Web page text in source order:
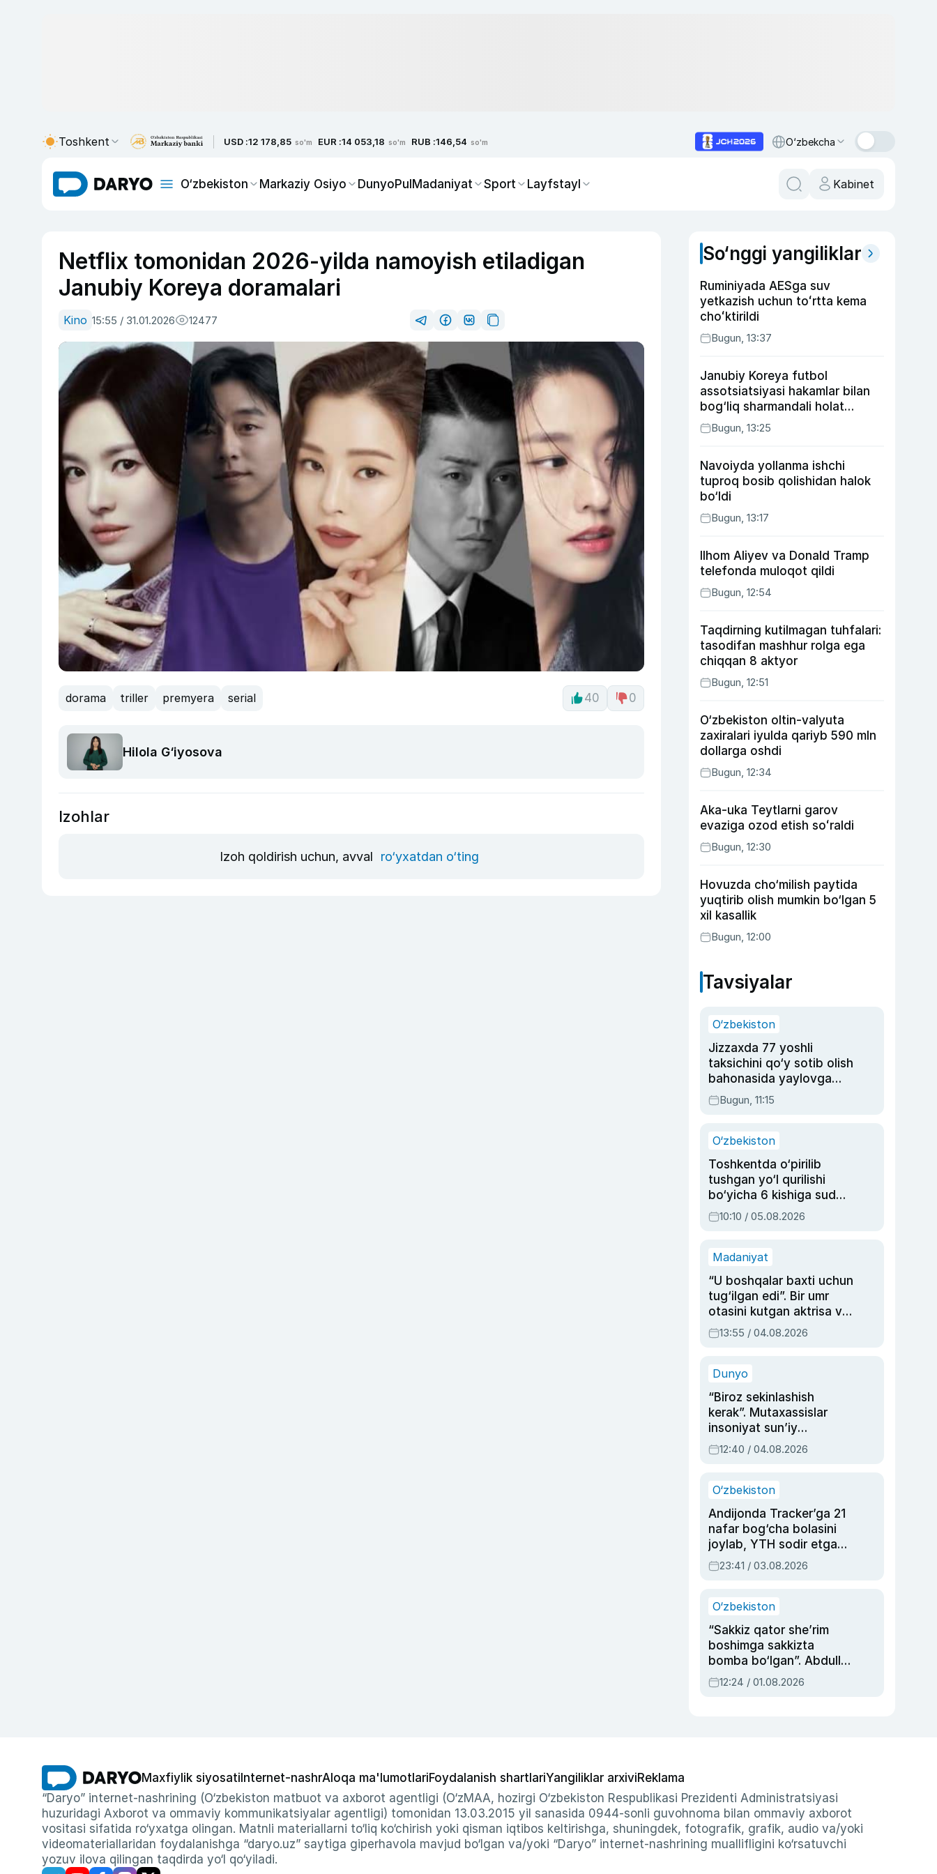
Toshkent USD :12 178,85 so'm EUR :14 053,18 so'm RUB :146,54 so'm O‘zbekcha
O‘zbekiston Markaziy Osiyo DunyoPulMadaniyat Sport Layfstayl Kabinet
Netflix tomonidan 2026-yilda namoyish etiladigan
Janubiy Koreya doramalari
Kino 15:55 / 31.01.2026 12477
dorama triller premyera serial 40 0
Hilola G‘iyosova
Izohlar
Izoh qoldirish uchun, avval ro‘yxatdan o‘ting
So‘nggi yangiliklar
Ruminiyada AESga suv
yetkazish uchun toʻrtta kema
choʻktirildi
Bugun, 13:37
Janubiy Koreya futbol
assotsiatsiyasi hakamlar bilan
bog‘liq sharmandali holat
bo‘yicha bayonot berdi
Bugun, 13:25
Navoiyda yollanma ishchi
tuproq bosib qolishidan halok
bo‘ldi
Bugun, 13:17
Ilhom Aliyev va Donald Tramp
telefonda muloqot qildi
Bugun, 12:54
Taqdirning kutilmagan tuhfalari:
tasodifan mashhur rolga ega
chiqqan 8 aktyor
Bugun, 12:51
O‘zbekiston oltin-valyuta
zaxiralari iyulda qariyb 590 mln
dollarga oshdi
Bugun, 12:34
Aka-uka Teytlarni garov
evaziga ozod etish soʻraldi
Bugun, 12:30
Hovuzda cho‘milish paytida
yuqtirib olish mumkin bo‘lgan 5
xil kasallik
Bugun, 12:00
Tavsiyalar
O‘zbekiston
Jizzaxda 77 yoshli
taksichini qo‘y sotib olish
bahonasida yaylovga
olib borib o‘ldirgan yigit
20 yilga qamaldi
Bugun, 11:15
O‘zbekiston
Toshkentda o‘pirilib
tushgan yo‘l qurilishi
bo‘yicha 6 kishiga sud
hukmi o‘qildi
10:10 / 05.08.2026
Madaniyat
“U boshqalar baxti uchun
tug‘ilgan edi”. Bir umr
otasini kutgan aktrisa va
dublyaj ustasi Rimma
Ahmedovaning
13:55 / 04.08.2026
Dunyo
“Biroz sekinlashish
kerak”. Mutaxassislar
insoniyat sun’iy
intellektni boshqara
olmay qolishidan xavotir
12:40 / 04.08.2026
O‘zbekiston
Andijonda Tracker’ga 21
nafar bog‘cha bolasini
joylab, YTH sodir etgan
ayolga sud hukmi o‘qildi
23:41 / 03.08.2026
O‘zbekiston
“Sakkiz qator she’rim
boshimga sakkizta
bomba bo‘lgan”. Abdulla
Oripovni siyosiy
ayblovlardan asrab
12:24 / 01.08.2026
Maxfiylik siyosati Internet-nashrAloqa ma'lumotlariFoydalanish shartlariYangiliklar arxiviReklama
“Daryo” internet-nashrining (O‘zbekiston matbuot va axborot agentligi (O‘zMAA, hozirgi O‘zbekiston Respublikasi Prezidenti Administratsiyasi
huzuridagi Axborot va ommaviy kommunikatsiyalar agentligi) tomonidan 13.03.2015 yil sanasida 0944-sonli guvohnoma bilan ommaviy axborot
vositasi sifatida ro‘yxatga olingan. Matnli materiallarni to‘liq ko‘chirish yoki qisman iqtibos keltirishga, shuningdek, fotografik, grafik, audio va/yoki
videomateriallaridan foydalanishga “daryo.uz” saytiga giperhavola mavjud bo‘lgan va/yoki “Daryo” internet-nashrining muallifligini ko‘rsatuvchi
yozuv ilova qilingan taqdirda yo‘l qo‘yiladi.